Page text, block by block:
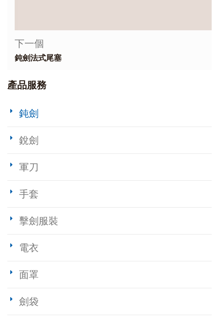
下一個
鈍劍法式尾塞
產品服務
鈍劍
銳劍
軍刀
手套
擊劍服裝
電衣
面罩
劍袋